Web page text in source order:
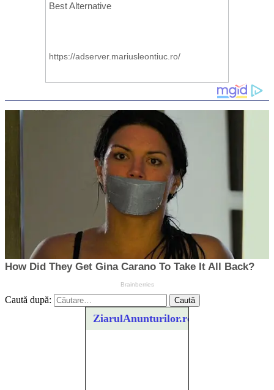
Caută după:
ZiarulAnunturilor.ro